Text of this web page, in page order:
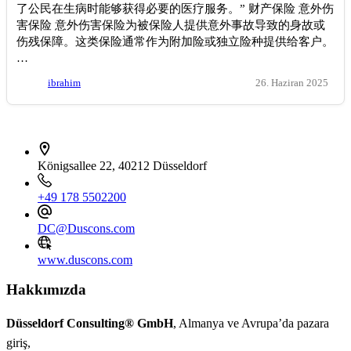
了公民在生病时能够获得必要的医疗服务。” 财产保险 意外伤
害保险 意外伤害保险为被保险人提供意外事故导致的身故或
伤残保障。这类保险通常作为附加险或独立险种提供给客户。
…
ibrahim 26. Haziran 2025
Königsallee 22, 40212 Düsseldorf
+49 178 5502200
DC@Duscons.com
www.duscons.com
Hakkımızda
Düsseldorf Consulting® GmbH, Almanya ve Avrupa’da pazara
giriş,